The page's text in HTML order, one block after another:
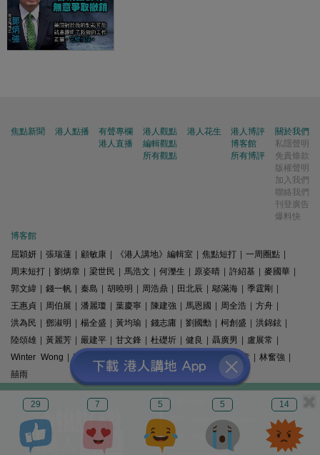
29 7 5 5 14
焦點新聞 港人點播
有聲專欄
港人直播
港人觀點
編輯觀點
所有觀點
港人花生
港人博評
博客館
所有博評
關於我們
私隱聲明
免責條款
版權聲明
加入我們
聯絡我們
刊登廣告
爆料快
博客館
屈穎妍
張瑞蓮 顧敏康 《港人講地》編輯室 焦點短打 一周圈點
周末短打
劉炳章 梁世民 馬浩文 何濼生 原姿晴 許紹基 麥國華
郭文緯
錢一帆 秦島 胡曉明 周浩鼎 田北辰 鄔滿海 季霆剛
王惠貞
周伯展 潘麗瓊 葉慶寧 陳建強 馬恩國 周全浩 方舟
洪為民
鄧淑明 楊全盛 黃均瑜 錢志庸 劉國勳 柯創盛 洪錦鉉
陸頌雄
黃麗芳 嚴建平 甘文鋒 杜礎圻 健良 聶廣男 盧展常
Winter Wong
K2 梁文新 羅崑 姚銘 精選文章 林奮強
囍雨
© 港人講地
電郵: speakout@speakout.hk
傳真: 85228041301